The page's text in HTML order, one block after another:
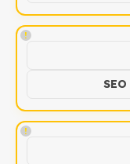
!
!